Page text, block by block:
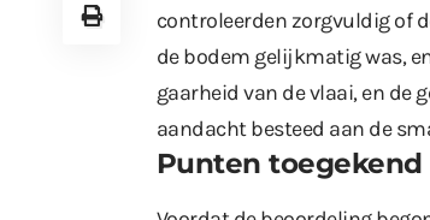
controleerden zorgvuldig of
de bodem gelijkmatig was,
gaarheid van de vlaai, en de
aandacht besteed aan de
Punten toegekend